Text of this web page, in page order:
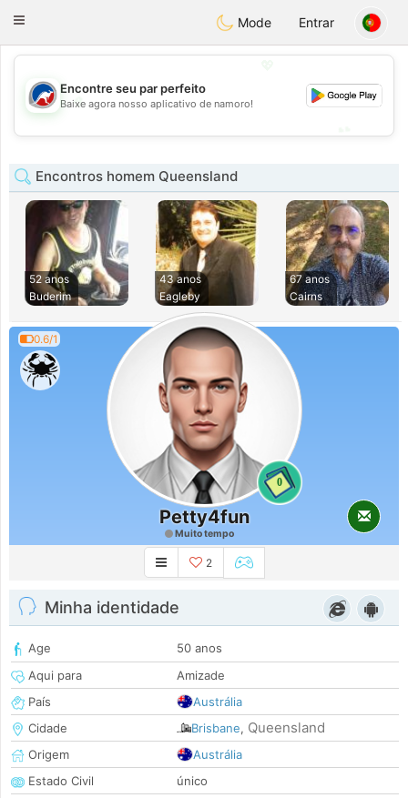
Australia Chat
Toggle
Mode Entrar
💖
💕
Encontre seu par perfeito
Baixe agora nosso aplicativo de namoro!
Encontros homem Queensland
52 anos
Buderim
43 anos
Eagleby
67 anos
Cairns
0.6/1
0
Petty4fun
Muito tempo
2
Minha identidade
Age
50 anos
Aqui para
Amizade
País
Austrália
Cidade
Brisbane, Queensland
Origem
Austrália
Estado Civil
único